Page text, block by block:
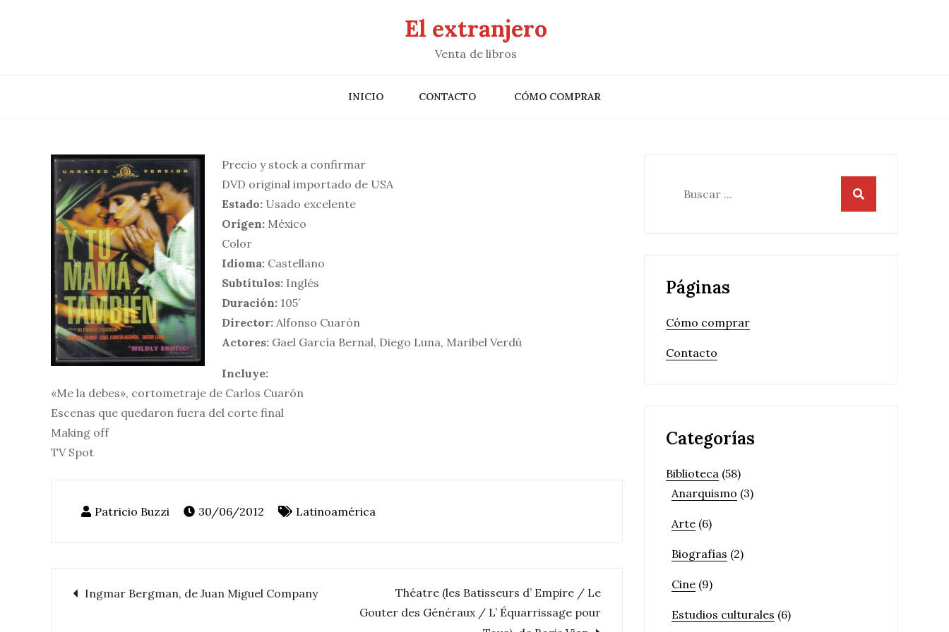
El extranjero
Venta de libros
INICIO CONTACTO CÓMO COMPRAR
Precio y stock a confirmar
DVD original importado de USA
Estado: Usado excelente
Origen: México
Color
Idioma: Castellano
Subtítulos: Inglés
Duración: 105′
Director: Alfonso Cuarón
Actores: Gael García Bernal, Diego Luna, Maribel Verdú
Incluye:
«Me la debes», cortometraje de Carlos Cuarón
Escenas que quedaron fuera del corte final
Making off
TV Spot
30/06/2012 Latinoamérica
Navegación
Ingmar Bergman, de Juan Miguel Company
Théatre (les Batisseurs d’ Empire / Le
Gouter des Généraux / L’ Équarrissage pour
Páginas
Cómo comprar
Contacto
Categorías
Biblioteca (58)
Anarquismo (3)
Arte (6)
Biografías (2)
Cine (9)
Estudios culturales (6)